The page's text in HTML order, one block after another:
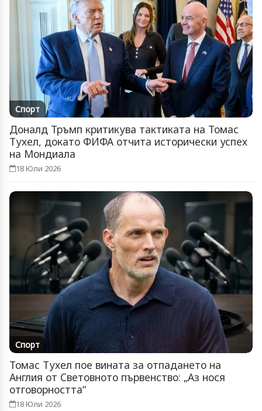
Спорт
Доналд Тръмп критикува тактиката на Томас
Тухел, докато ФИФА отчита исторически успех
на Мондиала
18 Юли 2026
Спорт
Томас Тухел пое вината за отпадането на
Англия от Световното първенство: „Аз нося
отговорността“
18 Юли 2026